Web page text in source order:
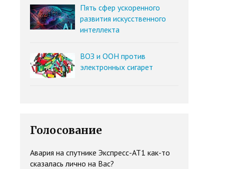
Пять сфер ускоренного
развития искусственного
интеллекта
ВОЗ и ООН против
электронных сигарет
Голосование
Авария на спутнике Экспресс-АТ1 как-то
сказалась лично на Вас?